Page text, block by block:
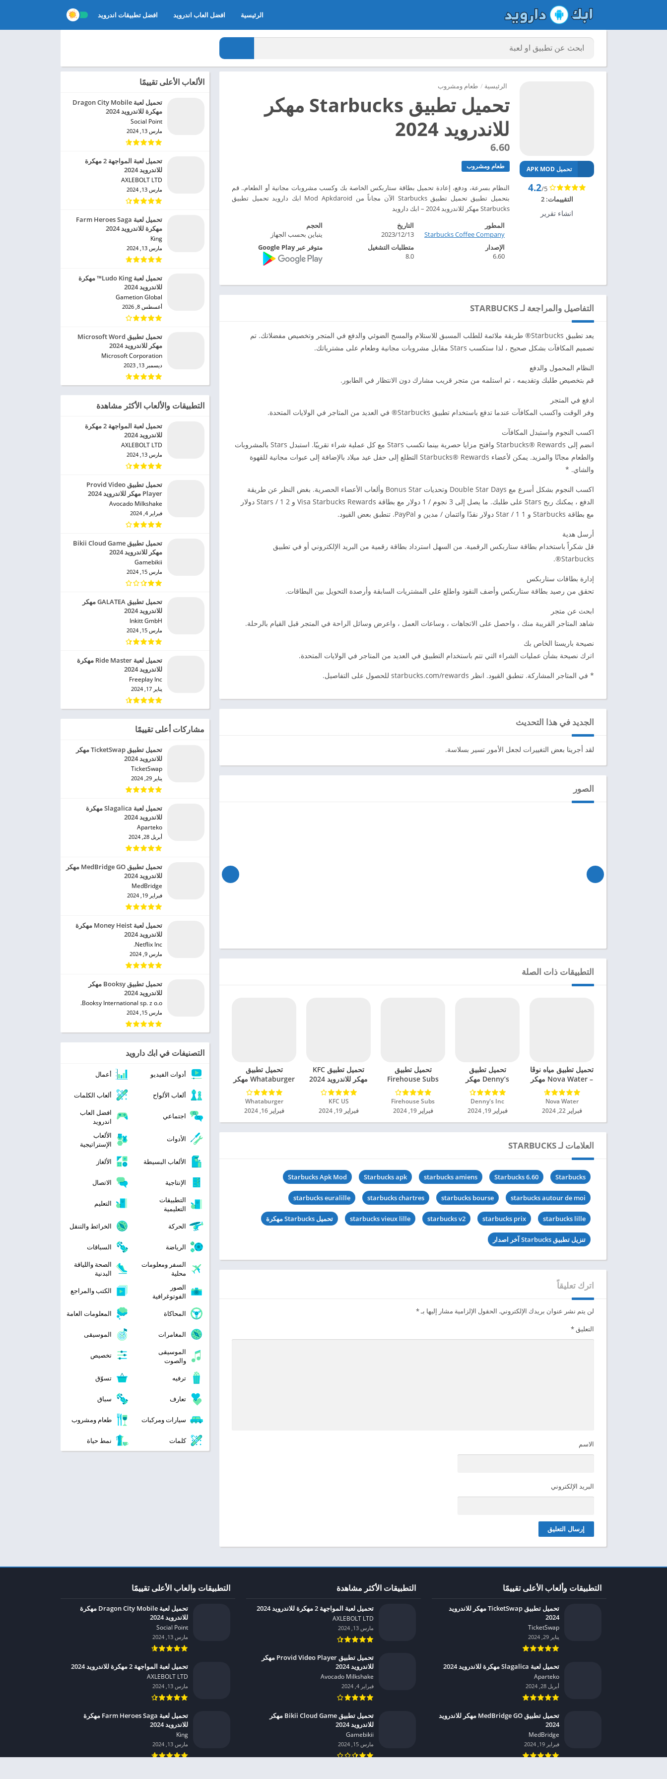
الرئيسية افضل العاب اندرويد افضل تطبيقات اندرويد
الرئيسية / طعام ومشروب
تحميل تطبيق Starbucks مهكر
للاندرويد 2024
6.60
طعام ومشروب
النظام بسرعة، ودفع، إعادة تحميل بطاقة ستاربكس الخاصة بك وكسب مشروبات مجانية أو الطعام.. قم
بتحميل تطبيق تحميل تطبيق Starbucks الآن مجاناً من Mod Apkdaroid ابك دارويد تحميل تطبيق
Starbucks مهكر للاندرويد 2024 – ابك دارويد
تحميل APK MOD
4.2/5
التقييمات:2
انشاء تقرير
المطور
Starbucks Coffee Company‏
التاريخ
13‏/12‏/2023
الحجم
يتباين بحسب الجهاز
الإصدار
6.60
متطلبات التشغيل
8.0
متوفر عبر Google Play
التفاصيل والمراجعة لـ STARBUCKS
يعد تطبيق Starbucks® طريقة ملائمة للطلب المسبق للاستلام والمسح الضوئي والدفع في المتجر وتخصيص مفضلاتك. تم
تصميم المكافآت بشكل صحيح ، لذا ستكسب Stars مقابل مشروبات مجانية وطعام على مشترياتك.
النظام المحمول والدفع
قم بتخصيص طلبك وتقديمه ، ثم استلمه من متجر قريب مشارك دون الانتظار في الطابور.
ادفع في المتجر
وفر الوقت واكسب المكافآت عندما تدفع باستخدام تطبيق Starbucks® في العديد من المتاجر في الولايات المتحدة.
اكسب النجوم واستبدل المكافآت
انضم إلى Starbucks® Rewards وافتح مزايا حصرية بينما تكسب Stars مع كل عملية شراء تقريبًا. استبدل Stars بالمشروبات
والطعام مجانًا والمزيد. يمكن لأعضاء Starbucks® Rewards التطلع إلى حفل عيد ميلاد بالإضافة إلى عبوات مجانية للقهوة
والشاي. *
اكسب النجوم بشكل أسرع مع Double Star Days وتحديات Bonus Star وألعاب الأعضاء الحصرية. بغض النظر عن طريقة
الدفع ، يمكنك ربح Stars على طلبك. ما يصل إلى 3 نجوم / 1 دولار مع بطاقة Visa Starbucks Rewards و 2 Stars / 1 دولار
مع بطاقة Starbucks و 1 Star / 1 دولار نقدًا وائتمان / مدين و PayPal. تنطبق بعض القيود.
أرسل هدية
قل شكراً باستخدام بطاقة ستاربكس الرقمية. من السهل استرداد بطاقة رقمية من البريد الإلكتروني أو في تطبيق
Starbucks®.
إدارة بطاقات ستاربكس
تحقق من رصيد بطاقة ستاربكس وأضف النقود واطلع على المشتريات السابقة وأرصدة التحويل بين البطاقات.
ابحث عن متجر
شاهد المتاجر القريبة منك ، واحصل على الاتجاهات ، وساعات العمل ، واعرض وسائل الراحة في المتجر قبل القيام بالرحلة.
نصيحة باريستا الخاص بك
اترك نصيحة بشأن عمليات الشراء التي تتم باستخدام التطبيق في العديد من المتاجر في الولايات المتحدة.
* في المتاجر المشاركة. تنطبق القيود. انظر starbucks.com/rewards للحصول على التفاصيل.
الجديد في هذا التحديث
لقد أجرينا بعض التغييرات لجعل الأمور تسير بسلاسة.
الصور
التطبيقات ذات الصلة
تحميل تطبيق مياه نوڤا
– Nova Water مهكر
للاندرويد 2024
Nova Water‏
فبراير 22, 2024
تحميل تطبيق
Denny’s مهكر
للاندرويد 2024
Denny's Inc‏
فبراير 19, 2024
تحميل تطبيق
Firehouse Subs
مهكر للاندرويد 2024
Firehouse Subs‏
فبراير 19, 2024
تحميل تطبيق KFC
مهكر للاندرويد 2024
KFC US‏
فبراير 19, 2024
تحميل تطبيق
Whataburger مهكر
للاندرويد 2024
Whataburger‏
فبراير 16, 2024
العلامات لـ STARBUCKS
Starbucks
Starbucks 6.60
starbucks amiens
Starbucks apk
Starbucks Apk Mod
starbucks autour de moi
starbucks bourse
starbucks chartres
starbucks euralille
starbucks lille
starbucks prix
starbucks v2
starbucks vieux lille تحميل Starbucks مهكرة
تنزيل تطبيق Starbucks آخر اصدار
اترك تعليقاً
لن يتم نشر عنوان بريدك الإلكتروني. الحقول الإلزامية مشار إليها بـ*
التعليق*
الاسم
البريد الإلكتروني
الألعاب الأعلى تقييمًا
تحميل لعبة Dragon City Mobile
مهكرة للاندرويد 2024
Social Point‏
مارس 13, 2024
تحميل لعبة المواجهة 2 مهكرة
للاندرويد 2024
AXLEBOLT LTD‏
مارس 13, 2024
تحميل لعبة Farm Heroes Saga
مهكرة للاندرويد 2024
King‏
مارس 13, 2024
تحميل لعبة Ludo King™ مهكرة
للاندرويد 2024
Gametion Global‏
أغسطس 8, 2026
تحميل تطبيق Microsoft Word
مهكر للاندرويد 2024
Microsoft Corporation‏
ديسمبر 13, 2023
التطبيقات والألعاب الأكثر مشاهدة
تحميل لعبة المواجهة 2 مهكرة
للاندرويد 2024
AXLEBOLT LTD‏
مارس 13, 2024
تحميل تطبيق Provid Video
Player مهكر للاندرويد 2024
Avocado Milkshake‏
فبراير 4, 2024
تحميل تطبيق Bikii Cloud Game
مهكر للاندرويد 2024
Gamebikii‏
مارس 15, 2024
تحميل تطبيق GALATEA مهكر
للاندرويد 2024
Inkitt GmbH‏
مارس 15, 2024
تحميل لعبة Ride Master مهكرة
للاندرويد 2024
Freeplay Inc‏
يناير 17, 2024
مشاركات أعلى تقييمًا
تحميل تطبيق TicketSwap مهكر
للاندرويد 2024
TicketSwap‏
يناير 29, 2024
تحميل لعبة Slagalica مهكرة
للاندرويد 2024
Aparteko‏
أبريل 28, 2024
تحميل تطبيق MedBridge GO مهكر
للاندرويد 2024
MedBridge‏
فبراير 19, 2024
تحميل لعبة Money Heist مهكرة
للاندرويد 2024
Netflix Inc.‏
مارس 9, 2024
تحميل تطبيق Booksy مهكر
للاندرويد 2024
Booksy International sp. z o.o.‏
مارس 15, 2024
التصنيفات في ابك دارويد
أدوات الفيديو أعمال
ألعاب الألواح ألعاب الكلمات
اجتماعي
افضل العاب
اندرويد
الأدوات
الألعاب
الإستراتيجية
الألعاب البسيطة
الألغاز
الإنتاجية
الاتصال
التطبيقات
التعليمية
التعليم
الحركة الخرائط والتنقل
الرياضة
السباقات
السفر ومعلومات
محلية
الصحة واللياقة
البدنية
الصور
الفوتوغرافية
الكتب والمراجع
المحاكاة المعلومات العامة
المغامرات
الموسيقى
الموسيقى
والصوت
تخصيص
ترفيه تسوّق
تعارف سباق
سيارات ومركبات طعام ومشروب
كلمات نمط حياة
التطبيقات والعاب الأعلى تقييمًا
تحميل لعبة Dragon City Mobile مهكرة
للاندرويد 2024
Social Point‏
مارس 13, 2024
تحميل لعبة المواجهة 2 مهكرة للاندرويد 2024
AXLEBOLT LTD‏
مارس 13, 2024
تحميل لعبة Farm Heroes Saga مهكرة
للاندرويد 2024
King‏
مارس 13, 2024
التطبيقات الأكثر مشاهدة
تحميل لعبة المواجهة 2 مهكرة للاندرويد 2024
AXLEBOLT LTD‏
مارس 13, 2024
تحميل تطبيق Provid Video Player مهكر
للاندرويد 2024
Avocado Milkshake‏
فبراير 4, 2024
تحميل تطبيق Bikii Cloud Game مهكر
للاندرويد 2024
Gamebikii‏
مارس 15, 2024
التطبيقات وألعاب الأعلى تقييمًا
تحميل تطبيق TicketSwap مهكر للاندرويد
2024
TicketSwap‏
يناير 29, 2024
تحميل لعبة Slagalica مهكرة للاندرويد 2024
Aparteko‏
أبريل 28, 2024
تحميل تطبيق MedBridge GO مهكر للاندرويد
2024
MedBridge‏
فبراير 19, 2024